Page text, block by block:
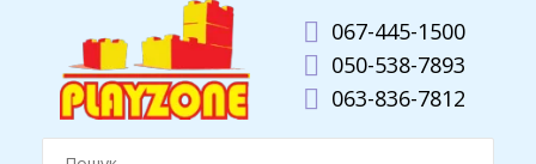
067-445-1500
050-538-7893
063-836-7812